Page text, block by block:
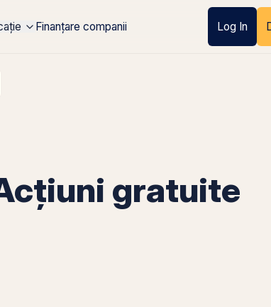
Finanțare companii Log In
Acțiuni gratuite